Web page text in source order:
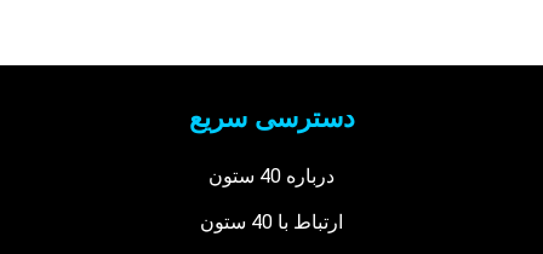
دسترسی سریع
درباره 40 ستون
ارتباط با 40 ستون